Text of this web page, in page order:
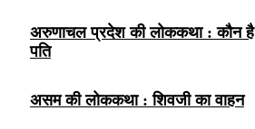
अरुणाचल प्रदेश की लोककथा : कौन है
पति
असम की लोककथा : शिवजी का वाहन